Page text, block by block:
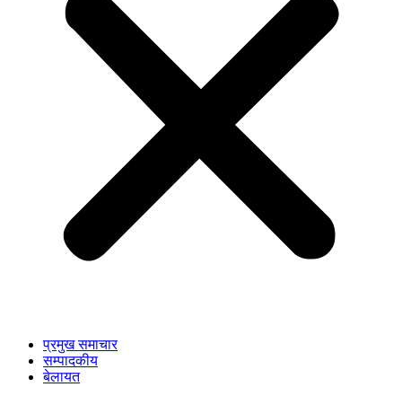
प्रमुख समाचार
सम्पादकीय
बेलायत